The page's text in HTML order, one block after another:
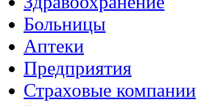
Больницы
Аптеки
Предприятия
Страховые компании